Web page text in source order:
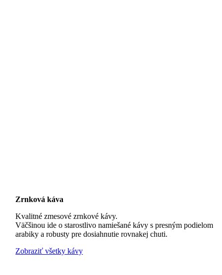
Zrnková káva
Kvalitné zmesové zrnkové kávy.
Väčšinou ide o starostlivo namiešané kávy s presným podielom
arabiky a robusty pre dosiahnutie rovnakej chuti.
Zobraziť všetky kávy